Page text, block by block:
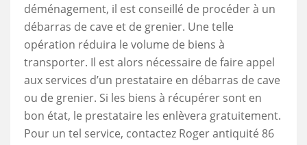
déménagement, il est conseillé de procéder à un
débarras de cave et de grenier. Une telle
opération réduira le volume de biens à
transporter. Il est alors nécessaire de faire appel
aux services d’un prestataire en débarras de cave
ou de grenier. Si les biens à récupérer sont en
bon état, le prestataire les enlèvera gratuitement.
Pour un tel service, contactez Roger antiquité 86